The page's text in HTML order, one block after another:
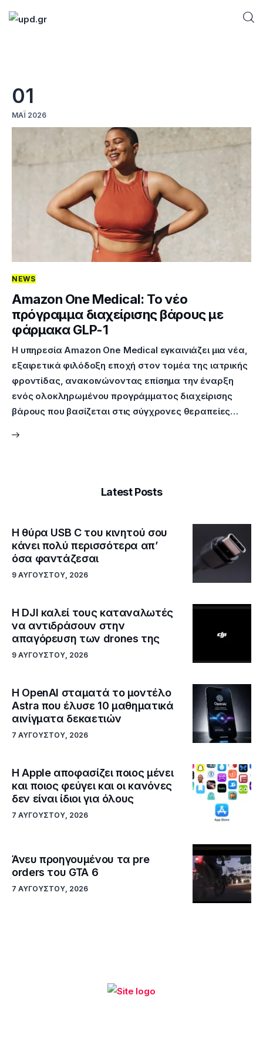
Futuring
AI news
How To
01
ΜΆΙ 2026
NEWS
Amazon One Medical: Το νέο
πρόγραμμα διαχείρισης βάρους με
φάρμακα GLP-1
Η υπηρεσία Amazon One Medical εγκαινιάζει μια νέα,
εξαιρετικά φιλόδοξη εποχή στον τομέα της ιατρικής
φροντίδας, ανακοινώνοντας επίσημα την έναρξη
ενός ολοκληρωμένου προγράμματος διαχείρισης
βάρους που βασίζεται στις σύγχρονες θεραπείες…
Latest Posts
Η θύρα USB C του κινητού σου
κάνει πολύ περισσότερα απ’
όσα φαντάζεσαι
9 ΑΥΓΟΎΣΤΟΥ, 2026
Η DJI καλεί τους καταναλωτές
να αντιδράσουν στην
απαγόρευση των drones της
9 ΑΥΓΟΎΣΤΟΥ, 2026
Η OpenAI σταματά το μοντέλο
Astra που έλυσε 10 μαθηματικά
αινίγματα δεκαετιών
7 ΑΥΓΟΎΣΤΟΥ, 2026
Η Apple αποφασίζει ποιος μένει
και ποιος φεύγει και οι κανόνες
δεν είναι ίδιοι για όλους
7 ΑΥΓΟΎΣΤΟΥ, 2026
Άνευ προηγουμένου τα pre
orders του GTA 6
7 ΑΥΓΟΎΣΤΟΥ, 2026